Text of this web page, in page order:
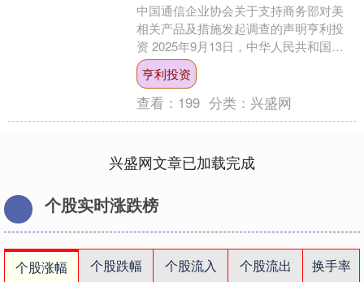
中国通信企业协会关于支持商务部对美
相关产品及措施发起调查的声明亨利投
资 2025年9月13日，中华人民共和国商
务部发布公告，决定对原产于美国的进
口相关模拟芯片发....
亨利投资
查看： 199 分类： 兴盛网
兴盛网文章已加载完成
个股实时涨跌榜
个股涨幅 个股跌幅 个股流入 个股流出
换手率